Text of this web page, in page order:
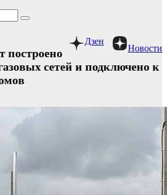
Новости
Дзен
построено
сетей и подключено к